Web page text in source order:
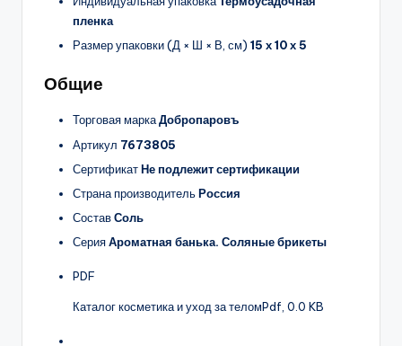
пленка
Размер упаковки (Д × Ш × В, см) 15 х 10 х 5
Общие
Торговая маркаДобропаровъ
Артикул 7673805
СертификатНе подлежит сертификации
Страна производительРоссия
СоставСоль
СерияАроматная банька. Соляные брикеты
PDF
Каталог косметика и уход за теломPdf, 0.0 KB